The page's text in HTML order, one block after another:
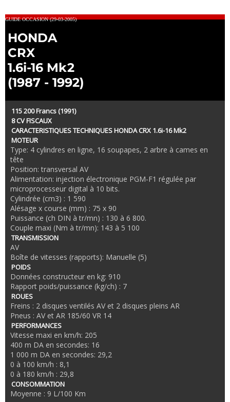
GUIDE OCCASION (29-03-2005)
HONDA
CRX
1.6i-16 Mk2
(1987 - 1992)
115 200 Francs (1991)
8 CV FISCAUX
CARACTERISTIQUES TECHNIQUES HONDA CRX 1.6i-16 Mk2
MOTEUR
Type: 4 cylindres en ligne, 16 soupapes, 2 arbre à cames en
tête
Position: transversal AV
Alimentation: injection électronique PGM-F1 régulée par
microprocesseur digital à 10 bits.
Cylindrée (cm3) : 1 590
Alésage x course (mm) : 75 x 90
Puissance (ch DIN à tr/mn) : 130 à 6 800.
Couple maxi (Nm à tr/mn): 143 à 5 100
TRANSMISSION
AV
Boîte de vitesses (rapports): Manuelle (5)
POIDS
Données constructeur en kg: 910
Rapport poids/puissance (kg/ch) : 7
ROUES
Freins : 2 disques ventilés AV et 2 disques pleins AR
Pneus : AV et AR 185/60 VR 14
PERFORMANCES
Vitesse maxi en km/h: 205
400 m DA en secondes: 16
1 000 m DA en secondes: 29,2
0 à 100 km/h : 8,1
0 à 180 km/h : 29,8
CONSOMMATION
Moyenne : 9 L/100 Km